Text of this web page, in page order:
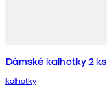
Dámské kalhotky 2 ks
kalhotky